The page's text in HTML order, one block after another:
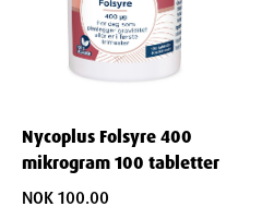
Nycoplus Folsyre 400
mikrogram 100 tabletter
NOK 100.00